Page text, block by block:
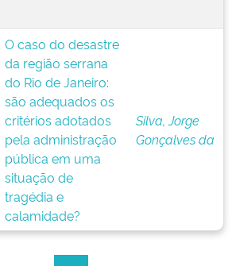
O caso do desastre
da região serrana
do Rio de Janeiro:
são adequados os
critérios adotados
pela administração
pública em uma
situação de
tragédia e
calamidade?
Silva, Jorge
Gonçalves da